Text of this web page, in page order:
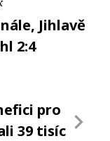
Jihlavě
2:4
pro
39 tisíc